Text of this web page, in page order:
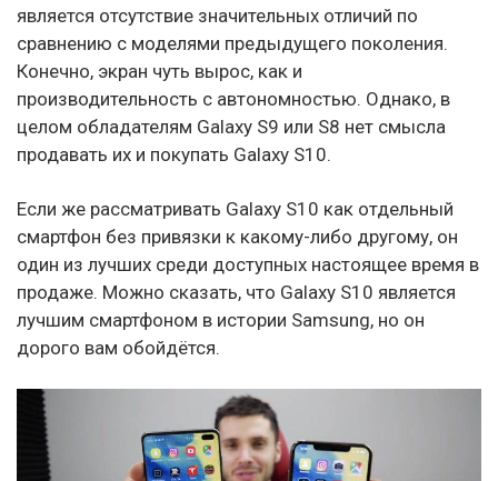
является отсутствие значительных отличий по
сравнению с моделями предыдущего поколения.
Конечно, экран чуть вырос, как и
производительность с автономностью. Однако, в
целом обладателям Galaxy S9 или S8 нет смысла
продавать их и покупать Galaxy S10.
Если же рассматривать Galaxy S10 как отдельный
смартфон без привязки к какому-либо другому, он
один из лучших среди доступных настоящее время в
продаже. Можно сказать, что Galaxy S10 является
лучшим смартфоном в истории Samsung, но он
дорого вам обойдётся.